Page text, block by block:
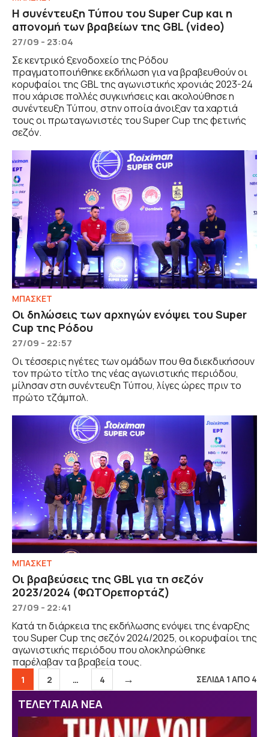
Η συνέντευξη Τύπου του Super Cup και η
απονομή των βραβείων της GBL (video)
27/09 - 23:04
Σε κεντρικό ξενοδοχείο της Ρόδου
πραγματοποιήθηκε εκδήλωση για να βραβευθούν οι
κορυφαίοι της GBL της αγωνιστικής χρονιάς 2023-24
που χάρισε πολλές συγκινήσεις και ακολούθησε η
συνέντευξη Τύπου, στην οποία άνοιξαν τα χαρτιά
τους οι πρωταγωνιστές του Super Cup της φετινής
σεζόν.
ΜΠΑΣΚΕΤ
Οι δηλώσεις των αρχηγών ενόψει του Super
Cup της Ρόδου
27/09 - 22:57
Οι τέσσερις ηγέτες των ομάδων που θα διεκδικήσουν
τον πρώτο τίτλο της νέας αγωνιστικής περιόδου,
μίλησαν στη συνέντευξη Τύπου, λίγες ώρες πριν το
πρώτο τζάμπολ.
ΜΠΑΣΚΕΤ
Οι βραβεύσεις της GBL για τη σεζόν
2023/2024 (ΦΩΤΟρεπορτάζ)
27/09 - 22:41
Κατά τη διάρκεια της εκδήλωσης ενόψει της έναρξης
του Super Cup της σεζόν 2024/2025, οι κορυφαίοι της
αγωνιστικής περιόδου που ολοκληρώθηκε
παρέλαβαν τα βραβεία τους.
Σελίδα
1 Σελίδα
2 … Σελίδα
4 → ΣΕΛΙΔΑ 1 ΑΠΟ 4
ΤΕΛΕΥΤΑΙΑ ΝΕΑ